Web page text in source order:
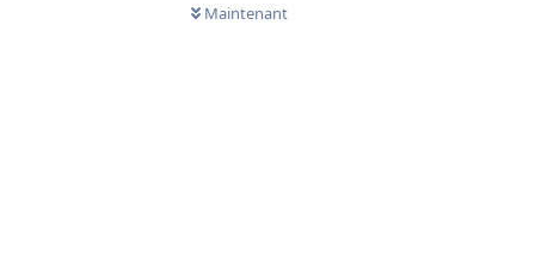
Maintenant